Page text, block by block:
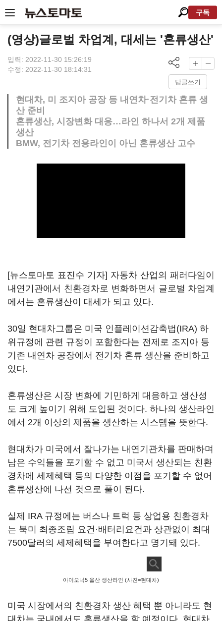
구독
(영상)글로벌 차업계, 대세는 '혼류생산'
입력: 2022-11-30 15:26:19
수정: 2022-11-30 18:14:31
답글쓰기
현대차, 미 조지아 공장 등 내연차·전기차 혼류 생
산 준비
혼류생산, 시장변화 대응…라인 하나서 2개 제품
생산
BMW, 전기차 전용라인이 아닌 혼류생산 고수
[뉴스토마토 표진수 기자] 자동차 산업의 패러다임이
내연기관에서 친환경차로 변화하면서 글로벌 차업계
에서는 혼류생산이 대세가 되고 있다.
30일 현대차그룹은 미국 인플레이션감축법(IRA) 하
위규정에 관련 규정이 포함한다는 전제로 조지아 등
기존 내연차 공장에서 전기차 혼류 생산을 준비하고
있다.
혼류생산은 시장 변화에 기민하게 대응하고 생산성
도 크게 높이기 위해 도입된 것이다. 하나의 생산라인
에서 2개 이상의 제품을 생산하는 시스템을 뜻한다.
현대차가 미국에서 잘나가는 내연기관차를 판매하며
남은 수익들을 포기할 수 없고 미국서 생산되는 친환
경차에 세제혜택 등의 다양한 이점을 포기할 수 없어
혼류생산에 나선 것으로 풀이 된다.
실제 IRA 규정에는 버스나 트럭 등 상업용 친환경차
는 북미 최종조립 요건·배터리요건과 상관없이 최대
7500달러의 세제혜택을 부여한다고 명기돼 있다.
아이오닉5 울산 생산라인 (사진=현대차)
미국 시장에서의 친환경차 생산 혜택 뿐 아니라도 현
대차는 국내에서도 혼류생산을 할 예정이다. 현대차